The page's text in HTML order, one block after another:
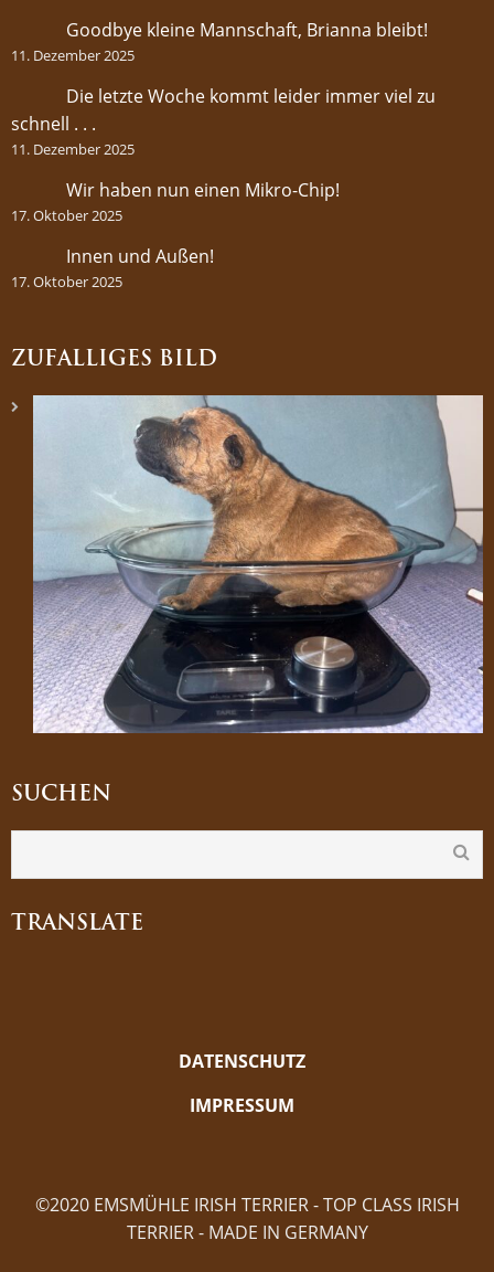
Goodbye kleine Mannschaft, Brianna bleibt!
11. Dezember 2025
Die letzte Woche kommt leider immer viel zu
schnell . . .
11. Dezember 2025
Wir haben nun einen Mikro-Chip!
17. Oktober 2025
Innen und Außen!
17. Oktober 2025
ZUFÄLLIGES BILD
SUCHEN
TRANSLATE
DATENSCHUTZ
IMPRESSUM
©2020 EMSMÜHLE IRISH TERRIER - TOP CLASS IRISH
TERRIER - MADE IN GERMANY